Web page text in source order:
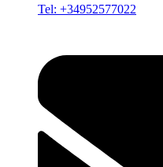
Tel: +34952577022